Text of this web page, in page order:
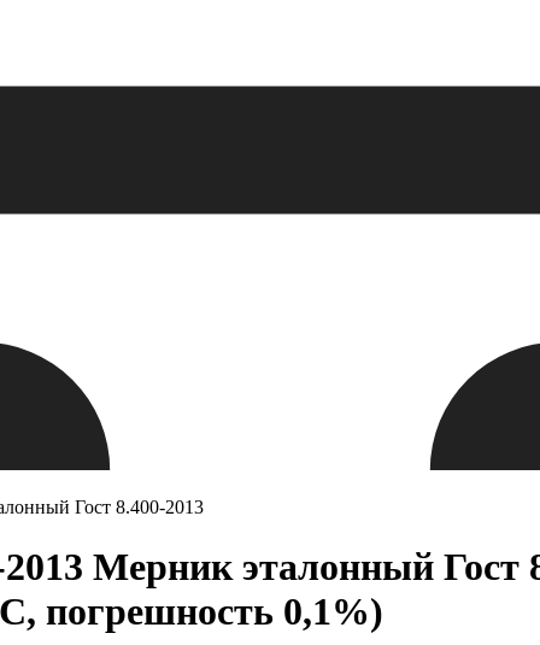
Гост 8.400-2013
Мерник эталонный Гост
погрешность 0,1%)